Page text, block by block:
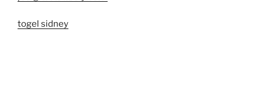
togel sidney